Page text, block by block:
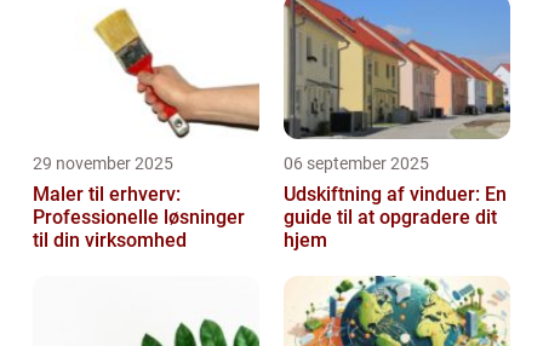
29 november 2025
Maler til erhverv:
Professionelle løsninger
til din virksomhed
06 september 2025
Udskiftning af vinduer: En
guide til at opgradere dit
hjem